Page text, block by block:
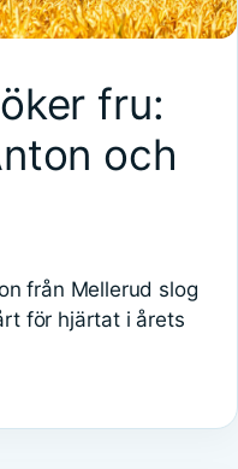
fru:
och
från Mellerud slog
för hjärtat i årets